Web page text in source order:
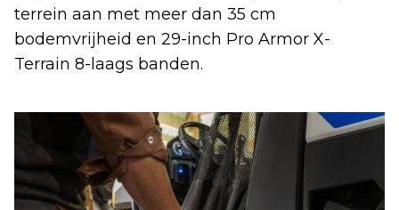
terrein aan met meer dan 35 cm
bodemvrijheid en 29-inch Pro Armor X-
Terrain 8-laags banden.